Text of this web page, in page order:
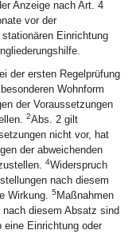
Anzeige nach Art. 4
vor der
Einrichtung
der ersten Regelprüfung
Wohnform
der Voraussetzungen
2Abs. 2 gilt
nicht vor, hat
der abweichenden
4Widerspruch
nach diesem
Wirkung. 5 Maßnahmen
diesem Absatz sind
Einrichtung oder